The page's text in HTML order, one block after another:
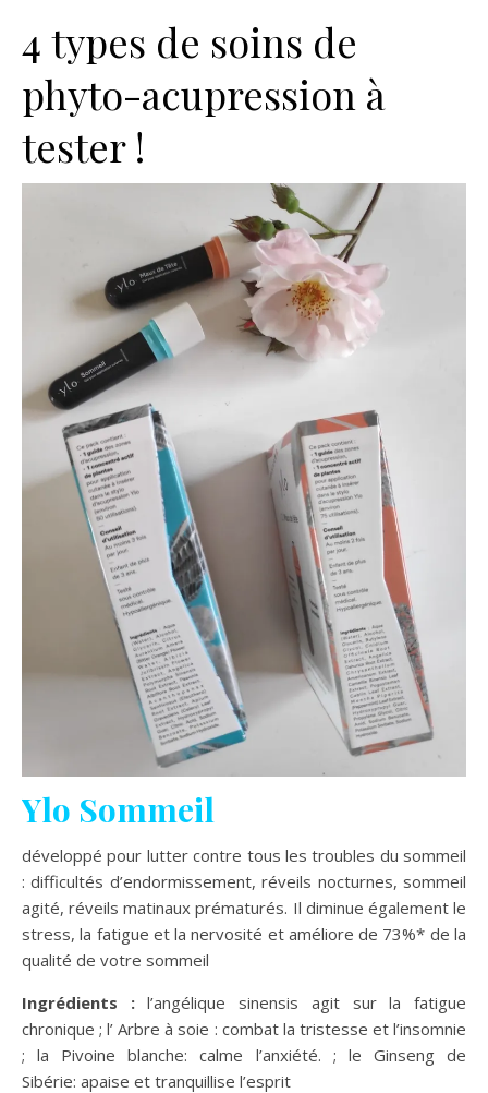
4 types de soins de
phyto-acupression à
tester !
Ylo Sommeil
développé pour lutter contre tous les troubles du sommeil
: difficultés d’endormissement, réveils nocturnes, sommeil
agité, réveils matinaux prématurés. Il diminue également le
stress, la fatigue et la nervosité et améliore de 73%* de la
qualité de votre sommeil
Ingrédients :l’angélique sinensis agit sur la fatigue
chronique ; l’ Arbre à soie : combat la tristesse et l’insomnie
; la Pivoine blanche: calme l’anxiété. ; le Ginseng de
Sibérie: apaise et tranquillise l’esprit